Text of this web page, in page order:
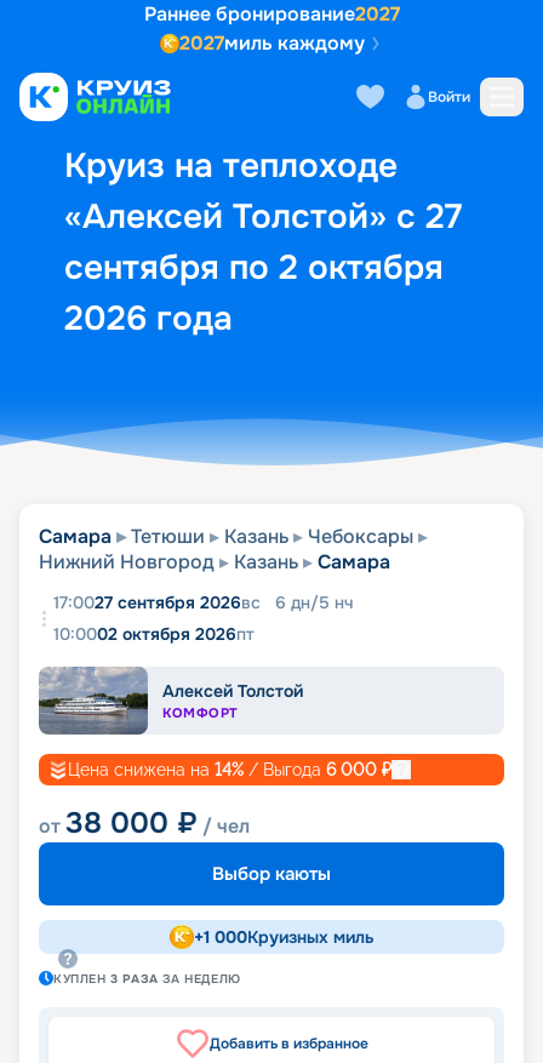
Раннее бронирование2027
2027миль каждому
Войти
Круиз на теплоходе
«Алексей Толстой» с 27
сентября по 2 октября
2026 года
Выбор кают Маршрут и
Самара Тетюши Казань
Чебоксары
Нижний Новгород
Казань Самара
17:0027 сентября 2026вс 6 дн/5 нч
10:0002 октября 2026пт
Алексей Толстой
КОМФОРТ
Цена снижена на 14% / Выгода 6 000 ₽
от38 000 ₽ / чел
Выбор каюты
+1 000Круизных миль
КУПЛЕН3 РАЗА ЗА НЕДЕЛЮ
Добавить в избранное